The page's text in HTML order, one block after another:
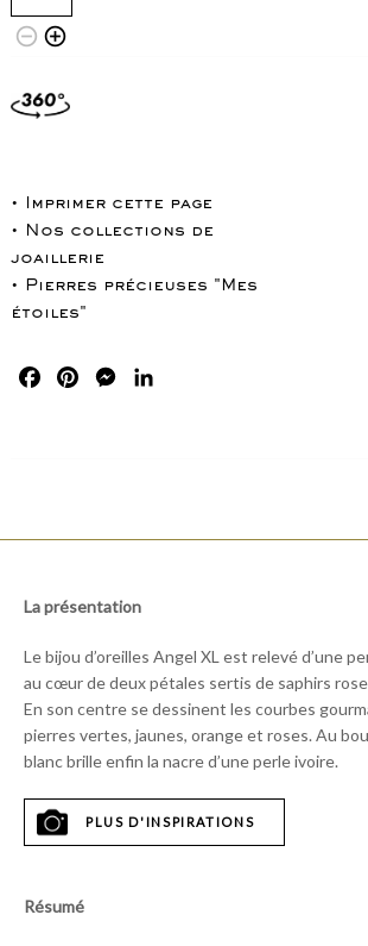
remove_circle_outline add_circle_outline
• Imprimer cette page
• Nos collections de
joaillerie
• Pierres précieuses "Mes
étoiles"
FacebookPinterestMessenger
La présentation
Le bijou d’oreilles Angel XL est relevé d’une
au cœur de deux pétales sertis de saphirs
En son centre se dessinent les courbes
pierres vertes, jaunes, orange et roses. Au
blanc brille enfin la nacre d’une perle ivoire.
PLUS D'INSPIRATIONS
Résumé